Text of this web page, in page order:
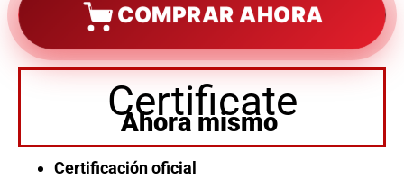
COMPRAR AHORA
Certificate
Ahora mismo
Certificación oficial